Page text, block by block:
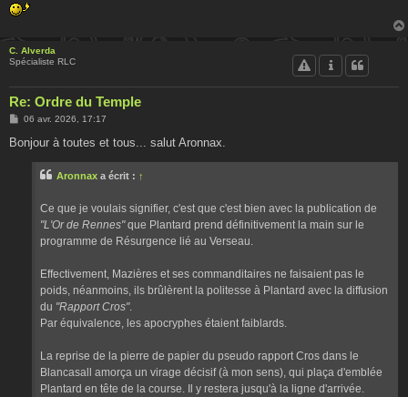
C. Alverda
Spécialiste RLC
Re: Ordre du Temple
M
s
06 avr. 2026, 17:17
Bonjour à toutes et tous... salut Aronnax.
Aronnax a écrit : ↑
Ce que je voulais signifier, c'est que c'est bien avec la publication de
"L'Or de Rennes"que Plantard prend définitivement la main sur le
programme de Résurgence lié au Verseau.
Effectivement, Mazières et ses commanditaires ne faisaient pas le
poids, néanmoins, ils brûlèrent la politesse à Plantard avec la diffusion
du "Rapport Cros".
Par équivalence, les apocryphes étaient faiblards.
La reprise de la pierre de papier du pseudo rapport Cros dans le
Blancasall amorça un virage décisif (à mon sens), qui plaça d'emblée
Plantard en tête de la course. Il y restera jusqu'à la ligne d'arrivée.